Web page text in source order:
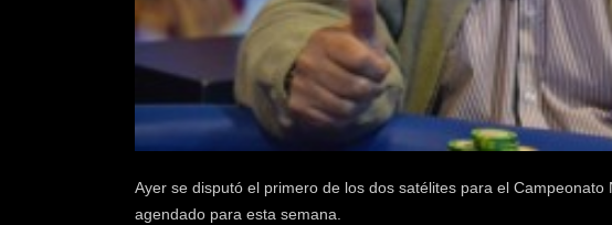
e
.
c
Ayer se disputó el primero de los dos satélites para el
agendado para esta semana.